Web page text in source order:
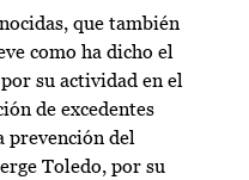
que también
como ha dicho el
su actividad en el
de excedentes
prevención del
Toledo, por su